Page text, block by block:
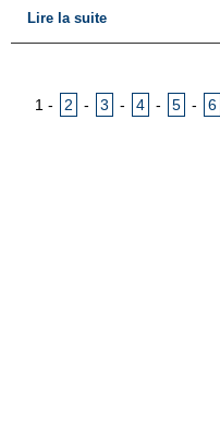
Lire la suite
1 - 2 - 3 - 4 - 5 - 6